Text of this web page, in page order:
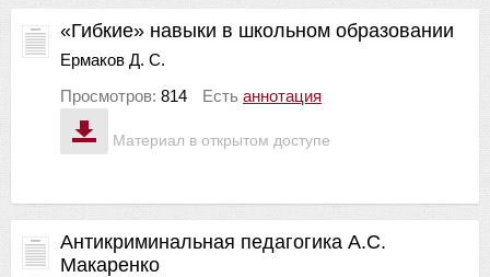
Материал в открытом доступе
«Гибкие» навыки в школьном образовании
Ермаков Д. С.
Просмотров: 814 Есть аннотация
Антикриминальная педагогика А.С.
Макаренко